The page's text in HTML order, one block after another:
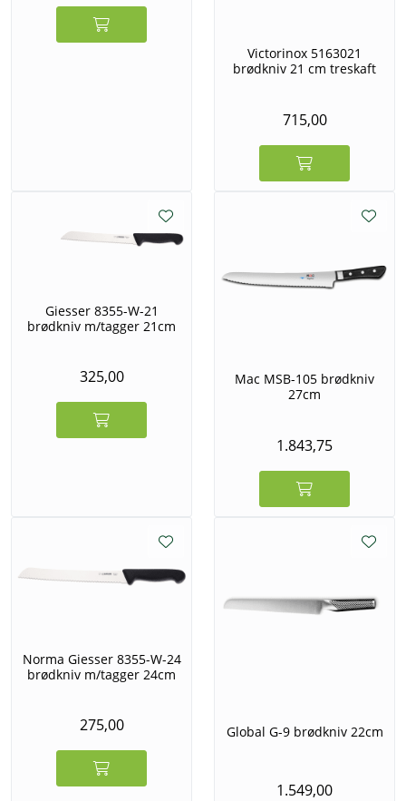
Victorinox 5163021
brødkniv 21 cm treskaft
715,00
Giesser 8355-W-21
brødkniv m/tagger 21cm
325,00
Mac MSB-105 brødkniv
27cm
1.843,75
Norma Giesser 8355-W-24
brødkniv m/tagger 24cm
275,00 Global G-9 brødkniv 22cm
1.549,00